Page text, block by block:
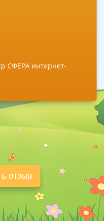
отзыв
СФЕРА интернет-